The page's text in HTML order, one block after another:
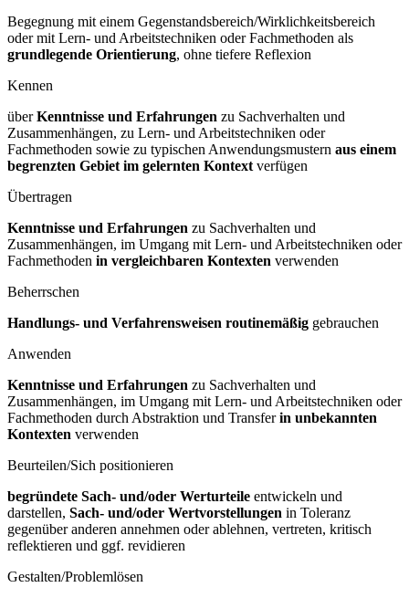
Begegnung mit einem Gegenstandsbereich/Wirklichkeitsbereich
oder mit Lern- und Arbeitstechniken oder Fachmethoden als
grundlegende Orientierung, ohne tiefere Reflexion
Kennen
überKenntnisse und Erfahrungen zu Sachverhalten und
Zusammenhängen, zu Lern- und Arbeitstechniken oder
Fachmethoden sowie zu typischen Anwendungsmustern aus einem
begrenzten Gebiet im gelernten Kontext verfügen
Übertragen
Kenntnisse und Erfahrungen zu Sachverhalten und
Zusammenhängen, im Umgang mit Lern- und Arbeitstechniken oder
Fachmethoden in vergleichbaren Kontexten verwenden
Beherrschen
Handlungs- und Verfahrensweisen routinemäßig gebrauchen
Anwenden
Kenntnisse und Erfahrungen zu Sachverhalten und
Zusammenhängen, im Umgang mit Lern- und Arbeitstechniken oder
Fachmethoden durch Abstraktion und Transferin unbekannten
Kontexten verwenden
Beurteilen/Sich positionieren
begründete Sach- und/oder Werturteile entwickeln und
darstellen, Sach- und/oder Wertvorstellungen in Toleranz
gegenüber anderen annehmen oder ablehnen, vertreten, kritisch
reflektieren und ggf. revidieren
Gestalten/Problemlösen